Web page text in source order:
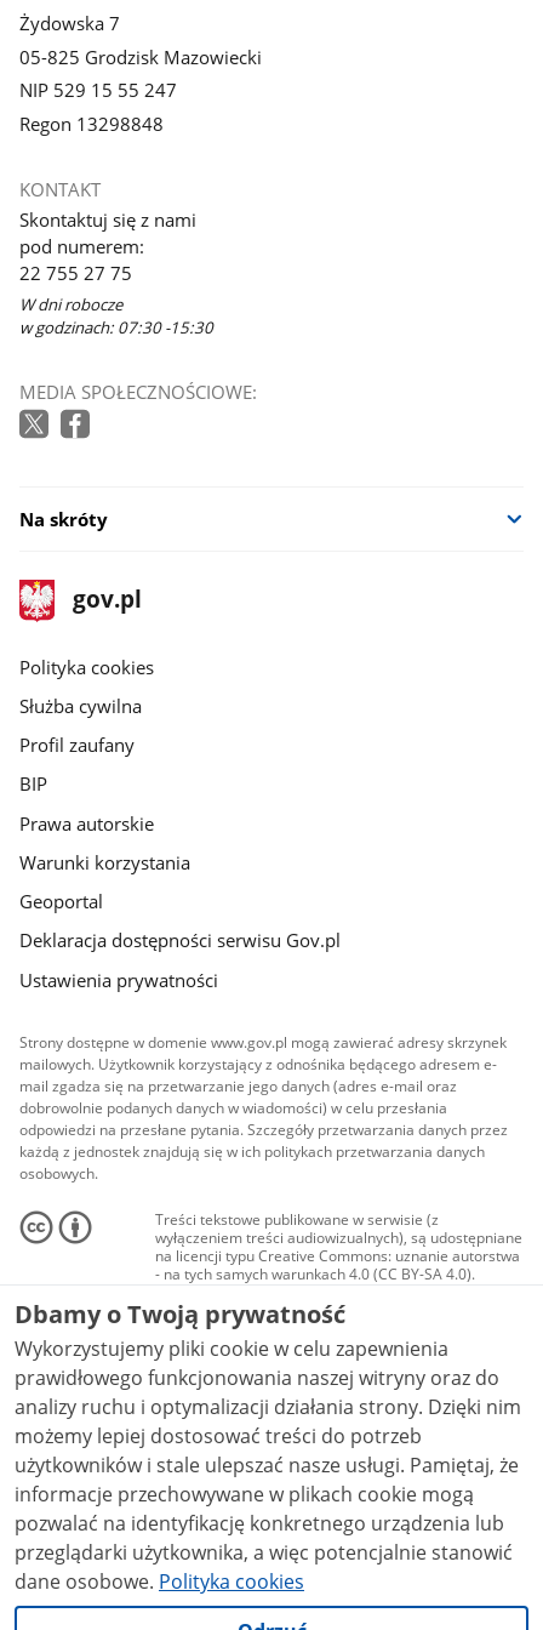
Żydowska 7
05-825 Grodzisk Mazowiecki
NIP 529 15 55 247
Regon 13298848
KONTAKT
Skontaktuj się z nami
pod numerem:
22 755 27 75
W dni robocze
w godzinach: 07:30 -15:30
MEDIA SPOŁECZNOŚCIOWE:
Na skróty
stopka
gov.pl
Strona
gov.pl
gov.pl
Polityka cookies
Służba cywilna
Profil zaufany
BIP
Prawa autorskie
Warunki korzystania
Geoportal
Deklaracja dostępności serwisu Gov.pl
Ustawienia prywatności
Strony dostępne w domenie www.gov.pl mogą zawierać adresy skrzynek
mailowych. Użytkownik korzystający z odnośnika będącego adresem e-
mail zgadza się na przetwarzanie jego danych (adres e-mail oraz
dobrowolnie podanych danych w wiadomości) w celu przesłania
odpowiedzi na przesłane pytania. Szczegóły przetwarzania danych przez
każdą z jednostek znajdują się w ich politykach przetwarzania danych
osobowych.
Treści tekstowe publikowane w serwisie (z
wyłączeniem treści audiowizualnych), są udostępniane
na licencji typu Creative Commons: uznanie autorstwa
- na tych samych warunkach 4.0 (CC BY-SA 4.0).
Materiały audiowizualne, w tym zdjęcia, materiały
audio i wideo, są udostępniane na licencji typu
Creative Commons: uznanie autorstwa użycie
niekomercyjne - bez utworów zależnych 4.0 (CC BY-
NC-ND 4.0), o ile nie jest to stwierdzone inaczej.
Dbamy o Twoją prywatność
Wykorzystujemy pliki cookie w celu zapewnienia
prawidłowego funkcjonowania naszej witryny oraz do
analizy ruchu i optymalizacji działania strony. Dzięki nim
możemy lepiej dostosować treści do potrzeb
użytkowników i stale ulepszać nasze usługi. Pamiętaj, że
informacje przechowywane w plikach cookie mogą
pozwalać na identyfikację konkretnego urządzenia lub
przeglądarki użytkownika, a więc potencjalnie stanowić
dane osobowe. Polityka cookies